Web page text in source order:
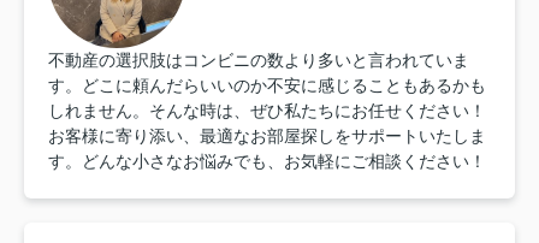
不動産の選択肢はコンビニの数より多いと言われていま
す。どこに頼んだらいいのか不安に感じることもあるかも
しれません。そんな時は、ぜひ私たちにお任せください！
お客様に寄り添い、最適なお部屋探しをサポートいたしま
す。どんな小さなお悩みでも、お気軽にご相談ください！